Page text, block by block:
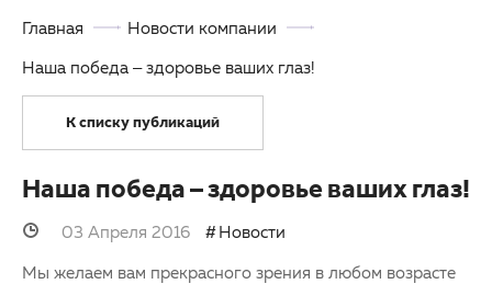
ОМС
Партнерам
Закупки
Клуб офтальмологов
Другие заболевания глаз
Детская офтальмология
Оптика
Главная
Новости компании
Наша победа – здоровье ваших глаз!
К списку публикаций
Наша победа – здоровье ваших глаз!
03 Апреля 2016 Новости
Мы желаем вам прекрасного зрения в любом возрасте